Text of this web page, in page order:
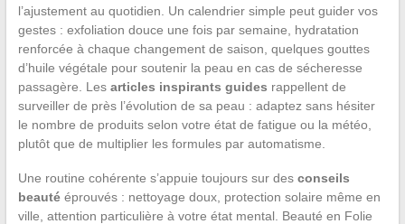
l’ajustement au quotidien. Un calendrier simple peut guider vos
gestes : exfoliation douce une fois par semaine, hydratation
renforcée à chaque changement de saison, quelques gouttes
d’huile végétale pour soutenir la peau en cas de sécheresse
passagère. Les articles inspirants guides rappellent de
surveiller de près l’évolution de sa peau : adaptez sans hésiter
le nombre de produits selon votre état de fatigue ou la météo,
plutôt que de multiplier les formules par automatisme.
Une routine cohérente s’appuie toujours sur des conseils
beautééprouvés : nettoyage doux, protection solaire même en
ville, attention particulière à votre état mental. Beauté en Folie